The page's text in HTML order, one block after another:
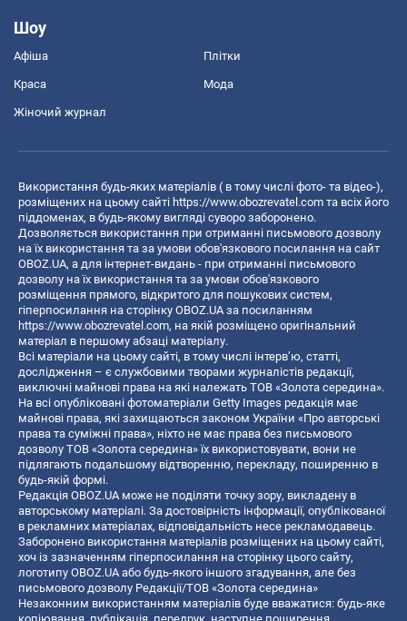
Шоу
Афіша Плітки
Краса Мода
Жіночий журнал
Використання будь-яких матеріалів ( в тому числі фото- та відео-),
розміщених на цьому сайті https://www.obozrevatel.com та всіх його
піддоменах, в будь-якому вигляді суворо заборонено.
Дозволяється використання при отриманні письмового дозволу
на їх використання та за умови обов'язкового посилання на сайт
OBOZ.UA, а для інтернет-видань - при отриманні письмового
дозволу на їх використання та за умови обов'язкового
розміщення прямого, відкритого для пошукових систем,
гіперпосилання на сторінку OBOZ.UA за посиланням
https://www.obozrevatel.com, на якій розміщено оригінальний
матеріал в першому абзаці матеріалу.
Всі матеріали на цьому сайті, в тому числі інтерв’ю, статті,
дослідження – є службовими творами журналістів редакції,
виключні майнові права на які належать ТОВ «Золота середина».
На всі опубліковані фотоматеріали Getty Images редакція має
майнові права, які захищаються законом України «Про авторські
права та суміжні права», ніхто не має права без письмового
дозволу ТОВ «Золота середина» їх використовувати, вони не
підлягають подальшому відтворенню, перекладу, поширенню в
будь-якій формі.
Редакція OBOZ.UA може не поділяти точку зору, викладену в
авторському матеріалі. За достовірність інформації, опублікованої
в рекламних матеріалах, відповідальність несе рекламодавець.
Заборонено використання матеріалів розміщених на цьому сайті,
хоч із зазначенням гіперпосилання на сторінку цього сайту,
логотипу OBOZ.UA або будь-якого іншого згадування, але без
письмового дозволу Редакції/ТОВ «Золота середина»
Незаконним використанням матеріалів буде вважатися: будь-яке